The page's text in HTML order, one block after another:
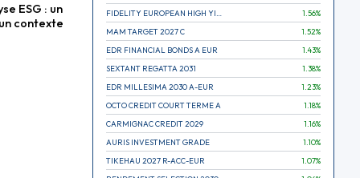
ESG : un
contexte
1.56%
MAM TARGET 2027 C
1.52%
EDR FINANCIAL BONDS A EUR
1.43%
SEXTANT REGATTA 2031
1.38%
EDR MILLESIMA 2030 A-EUR
1.23%
OCTO CREDIT COURT TERME A
1.18%
CARMIGNAC CREDIT 2029
1.16%
AURIS INVESTMENT GRADE
1.10%
TIKEHAU 2027 R-ACC-EUR
1.07%